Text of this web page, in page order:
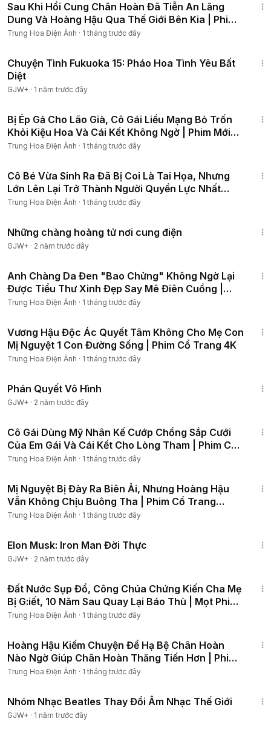
Sau Khi Hồi Cung Chân Hoàn Đã Tiễn An Lăng
Dung Và Hoàng Hậu Qua Thế Giới Bên Kia | Phim
Cổ Trang 4k
Trung Hoa Điện Ảnh · 1 tháng trước đây
Chuyện Tình Fukuoka 15: Pháo Hoa Tình Yêu Bất
Diệt
GJW+ · 1 năm trước đây
Bị Ép Gả Cho Lão Già, Cô Gái Liều Mạng Bỏ Trốn
Khỏi Kiệu Hoa Và Cái Kết Không Ngờ | Phim Mới
2026
Trung Hoa Điện Ảnh · 1 tháng trước đây
Cô Bé Vừa Sinh Ra Đã Bị Coi Là Tai Họa, Nhưng
Lớn Lên Lại Trở Thành Người Quyền Lực Nhất
Thiên Hạ
Trung Hoa Điện Ảnh · 1 tháng trước đây
Những chàng hoàng tử nơi cung điện
GJW+ · 2 năm trước đây
Anh Chàng Da Đen "Bao Chửng" Không Ngờ Lại
Được Tiểu Thư Xinh Đẹp Say Mê Điên Cuồng |
Phim Cổ Trang
Trung Hoa Điện Ảnh · 1 tháng trước đây
Vương Hậu Độc Ác Quyết Tâm Không Cho Mẹ Con
Mị Nguyệt 1 Con Đường Sống | Phim Cổ Trang 4K
Trung Hoa Điện Ảnh · 1 tháng trước đây
Phán Quyết Vô Hình
GJW+ · 2 năm trước đây
Cô Gái Dùng Mỹ Nhân Kế Cướp Chồng Sắp Cưới
Của Em Gái Và Cái Kết Cho Lòng Tham | Phim Cổ
Trang 4k
Trung Hoa Điện Ảnh · 1 tháng trước đây
Mị Nguyệt Bị Đày Ra Biên Ải, Nhưng Hoàng Hậu
Vẫn Không Chịu Buông Tha | Phim Cổ Trang
Trung Quốc 4K
Trung Hoa Điện Ảnh · 1 tháng trước đây
Elon Musk: Iron Man Đời Thực
GJW+ · 2 năm trước đây
Đất Nước Sụp Đổ, Công Chúa Chứng Kiến Cha Mẹ
Bị G:iết, 10 Năm Sau Quay Lại Báo Thù | Mọt Phim
Hay
Trung Hoa Điện Ảnh · 1 tháng trước đây
Hoàng Hậu Kiếm Chuyện Để Hạ Bệ Chân Hoàn
Nào Ngờ Giúp Chân Hoàn Thăng Tiến Hơn | Phim
Cổ Trang 4K
Trung Hoa Điện Ảnh · 1 tháng trước đây
Nhóm Nhạc Beatles Thay Đổi Âm Nhạc Thế Giới
GJW+ · 1 năm trước đây